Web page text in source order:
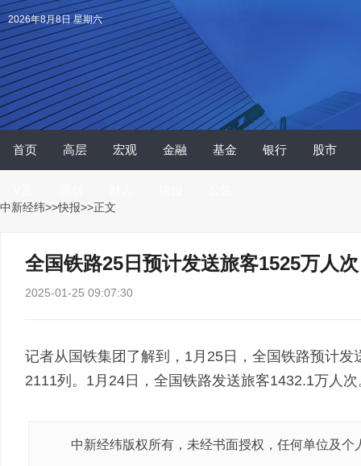
2026年8月8日 星期六
首页 高层 宏观 金融 基金 银行 股市
中新经纬>>快报>>正文
全国铁路25日预计发送旅客1525万人次
2025-01-25 09:07:30
记者从国铁集团了解到，1月25日，全国铁路预计
2111列。1月24日，全国铁路发送旅客1432.1万人
中新经纬版权所有，未经书面授权，任何单位及